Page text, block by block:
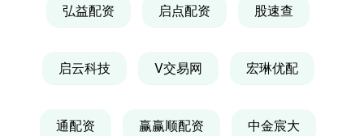
弘益配资 启点配资 股速查
启云科技 V交易网 宏琳优配
通配资 赢赢顺配资 中金宸大